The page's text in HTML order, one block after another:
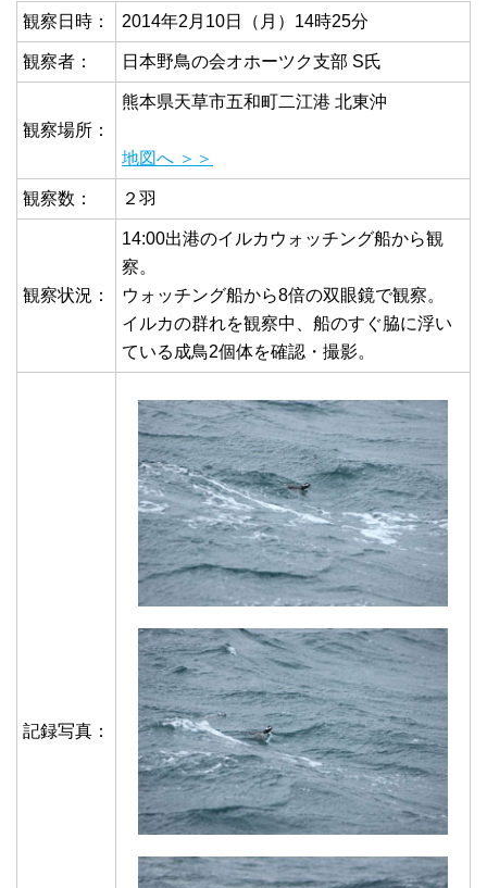
観察日時： 2014年2月10日（月）14時25分
観察者： 日本野鳥の会オホーツク支部 S氏
観察場所：
熊本県天草市五和町二江港 北東沖
地図へ ＞＞
観察数： ２羽
観察状況：
14:00出港のイルカウォッチング船から観
察。
ウォッチング船から8倍の双眼鏡で観察。
イルカの群れを観察中、船のすぐ脇に浮い
ている成鳥2個体を確認・撮影。
記録写真：